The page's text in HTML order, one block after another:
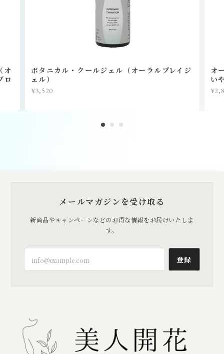
オ
ロ
ボタニカル・クールジェル（オーラルプレイジ
ェル）
¥3,520
オ
い
メールマガジンを受け取る
新商品やキャンペーンなどのお得な情報をお届けいたしま
す。
登録